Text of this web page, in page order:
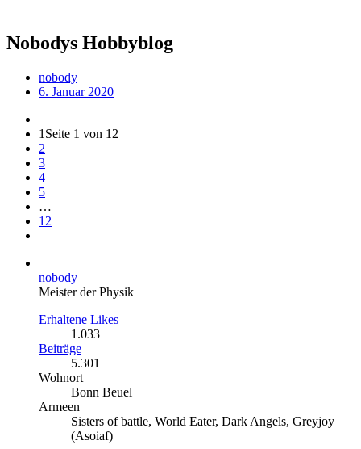
Nobodys Hobbyblog
nobody
6. Januar 2020
1 Seite 1 von 12
2
3
4
5
…
12
nobody
Meister der Physik
Erhaltene Likes
1.033
Beiträge
5.301
Wohnort
Bonn Beuel
Armeen
Sisters of battle, World Eater, Dark Angels, Greyjoy
(Asoiaf)